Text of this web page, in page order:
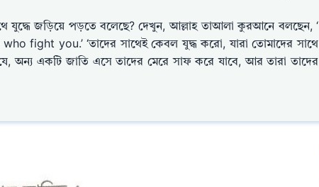
যুদ্ধে জড়িয়ে পড়তে বলেছে? দেখুন, আল্লাহ তাআলা কুরআনে বলছেন, ‘
fight you.’ ‘তাদের সাথেই কেবল যুদ্ধ করো, যারা তোমাদের সাথে
অন্য একটি জাতি এসে তাদের মেরে সাফ করে যাবে, আর তারা তাদের